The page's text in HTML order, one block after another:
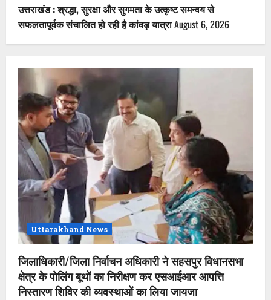
उत्तराखंड : श्रद्धा, सुरक्षा और सुगमता के उत्कृष्ट समन्वय से
सफलतापूर्वक संचालित हो रही है कांवड़ यात्राAugust 6, 2026
Uttarakhand News
जिलाधिकारी/जिला निर्वाचन अधिकारी ने सहसपुर विधानसभा
क्षेत्र के पोलिंग बूथों का निरीक्षण कर एसआईआर आपत्ति
निस्तारण शिविर की व्यवस्थाओं का लिया जायजा